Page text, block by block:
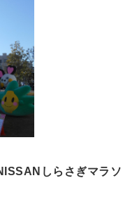
しらさぎマラソ